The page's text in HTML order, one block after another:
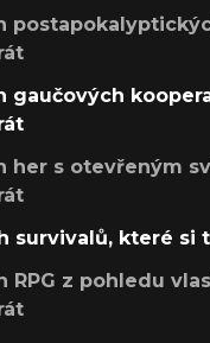
gaučových
her s otevřeným
survivalů, které si
RPG z pohledu